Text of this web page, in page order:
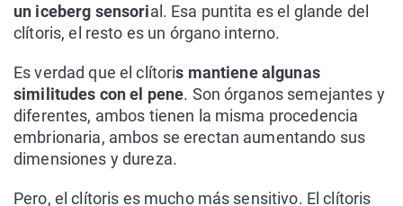
un iceberg sensorial. Esa puntita es el glande del
clítoris, el resto es un órgano interno.
Es verdad que el clítoris mantiene algunas
similitudes con el pene. Son órganos semejantes y
diferentes, ambos tienen la misma procedencia
embrionaria, ambos se erectan aumentando sus
dimensiones y dureza.
Pero, el clítoris es mucho más sensitivo. El clítoris